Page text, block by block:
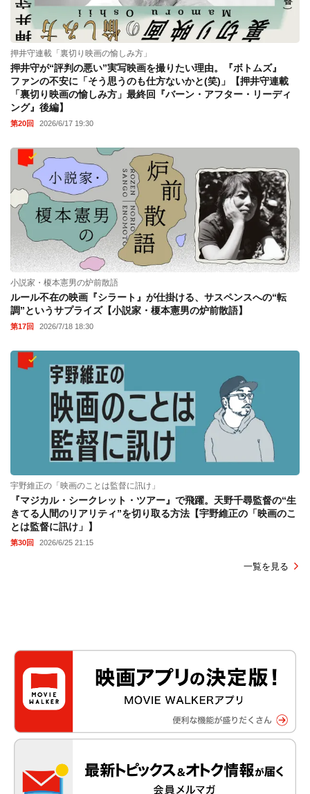
押井守連載「裏切り映画の愉しみ方」
押井守が“評判の悪い”実写映画を撮りたい理由。『ボトムズ』
ファンの不安に「そう思うのも仕方ないかと(笑)」【押井守連載
「裏切り映画の愉しみ方」最終回『バーン・アフター・リーディ
ング』後編】
第20回 2026/6/17 19:30
小説家・榎本憲男の炉前散語
ルール不在の映画『シラート』が仕掛ける、サスペンスへの“転
調”というサプライズ【小説家・榎本憲男の炉前散語】
第17回 2026/7/18 18:30
宇野維正の「映画のことは監督に訊け」
『マジカル・シークレット・ツアー』で飛躍。天野千尋監督の“生
きてる人間のリアリティ”を切り取る方法【宇野維正の「映画のこ
とは監督に訊け」】
第30回 2026/6/25 21:15
一覧を見る